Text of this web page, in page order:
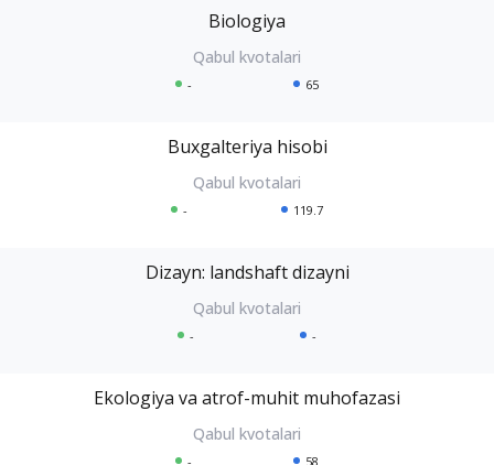
Biologiya
- 65
Buxgalteriya hisobi
- 119.7
Dizayn: landshaft dizayni
- -
Ekologiya va atrof-muhit muhofazasi
- 58